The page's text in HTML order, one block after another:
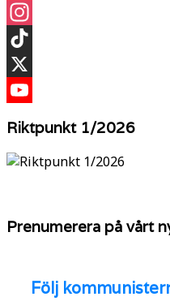
Facebook
Instagram
TikTok
X
Riktpunkt 1/2026
Prenumerera på vårt
Följ